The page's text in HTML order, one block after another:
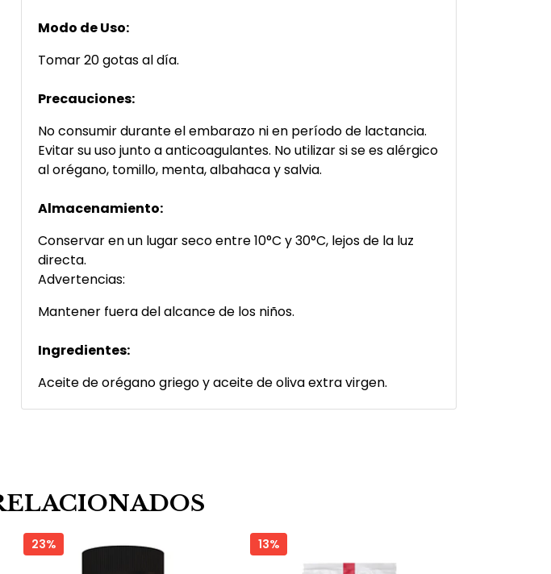
Modo de Uso:
Tomar 20 gotas al día.
Precauciones:
No consumir durante el embarazo ni en período de lactancia.
Evitar su uso junto a anticoagulantes. No utilizar si se es alérgico
al orégano, tomillo, menta, albahaca y salvia.
Almacenamiento:
Conservar en un lugar seco entre 10°C y 30°C, lejos de la luz
directa.
Advertencias:
Mantener fuera del alcance de los niños.
Ingredientes:
Aceite de orégano griego y aceite de oliva extra virgen.
23% 13%